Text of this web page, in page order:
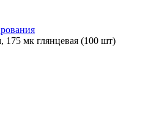
175 мк глянцевая (100 шт)